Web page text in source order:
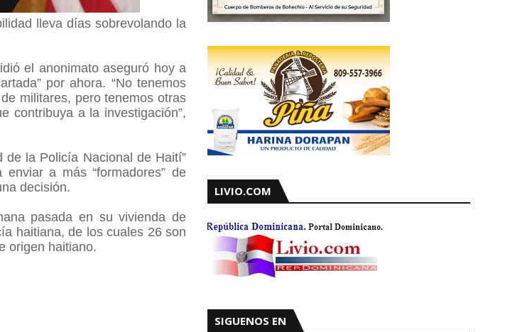
lleva días sobrevolando la
el anonimato aseguró hoy a
por ahora. “No tenemos
militares, pero tenemos otras
contribuya a la investigación”,
de la Policía Nacional de Haití”
a más “formadores” de
decisión.
pasada en su vivienda de
haitiana, de los cuales 26 son
origen haitiano.
LIVIO.COM
SIGUENOS EN